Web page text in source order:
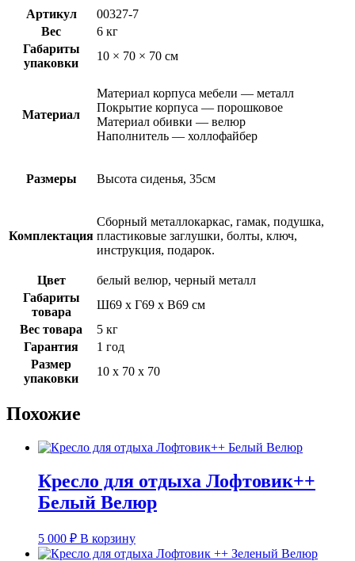
Артикул
00327-7
Вес
6 кг
Габариты
упаковки
10 × 70 × 70 см
Материал
Материал корпуса мебели — металл
Покрытие корпуса — порошковое
Материал обивки — велюр
Наполнитель — холлофайбер
Размеры Высота сиденья, 35см
Комплектация
Сборный металлокаркас, гамак, подушка,
пластиковые заглушки, болты, ключ,
инструкция, подарок.
Цвет
белый велюр, черный металл
Габариты
товара
Ш69 х Г69 х В69 см
Вес товара
5 кг
Гарантия
1 год
Размер
упаковки
10 х 70 х 70
Похожие
Кресло для отдыха Лофтовик++
Белый Велюр
5 000 ₽ В корзину